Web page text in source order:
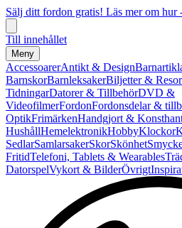
Sälj ditt fordon gratis! Läs mer om hur
Till innehållet
Meny
AccessoarerAntikt & Design
BarnskorBarnleksakerBiljetter & Resor
TidningarDatorer & TillbehörDVD &
VideofilmerFordonFordonsdelar &
OptikFrimärkenHandgjort &
HushållHemelektronikHobbyKlockor
SedlarSamlarsakerSkorSkönhet
FritidTelefoni, Tablets & Wearables
DatorspelVykort & BilderÖvrigt